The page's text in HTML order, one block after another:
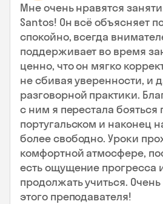
Мне очень нравятся
Santos! Он всё объясняет
спокойно, всегда
поддерживает во время
ценно, что он мягко
не сбивая уверенности, и
разговорной практики.
с ним я перестала бояться
португальском и наконец
более свободно. Уроки
комфортной атмосфере,
есть ощущение прогресса
продолжать учиться.
этого преподавателя!